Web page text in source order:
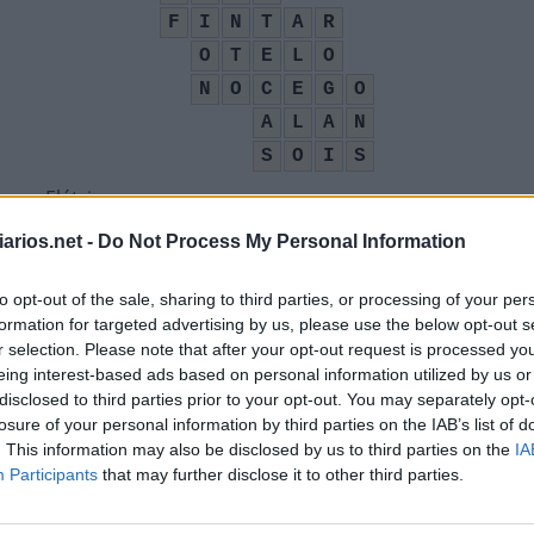
- Do Not Process My Personal Information
opt-out of the sale, sharing to third parties, or processing of your
for targeted advertising by us, please use the below opt-out
selection. Please note that after your opt-out request is processed
interest-based ads based on personal information utilized by us
to third parties prior to your opt-out. You may separately
of your personal information by third parties on the IAB’s list of
This information may also be disclosed by us to third parties on the
Participants that may further disclose it to other third parties.
F
I N T A
R
O
T E L
O
N
O C E G
O
A
L A
N
S
O I S
Elétrico:
Mouro de Veneza:
Milne